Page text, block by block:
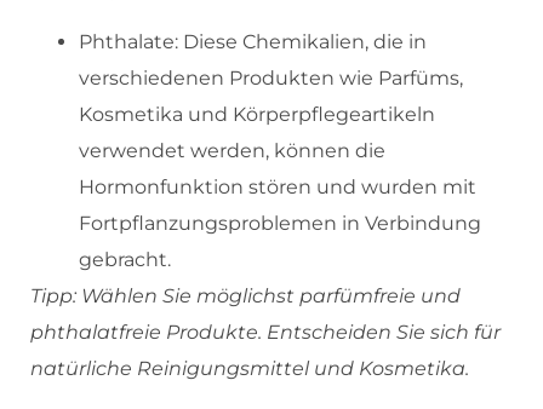
Phthalate: Diese Chemikalien, die in
verschiedenen Produkten wie Parfüms,
Kosmetika und Körperpflegeartikeln
verwendet werden, können die
Hormonfunktion stören und wurden mit
Fortpflanzungsproblemen in Verbindung
gebracht.
Tipp: Wählen Sie möglichst parfümfreie und
phthalatfreie Produkte. Entscheiden Sie sich für
natürliche Reinigungsmittel und Kosmetika.